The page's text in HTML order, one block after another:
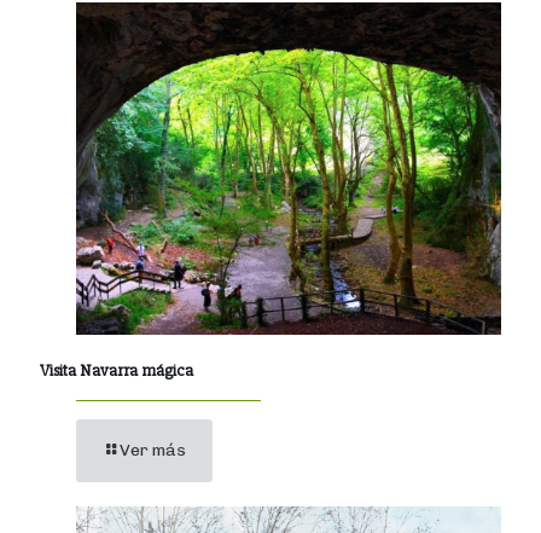
Visita Navarra mágica
Ver más